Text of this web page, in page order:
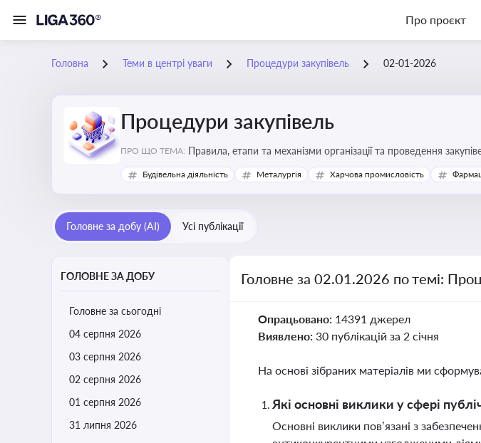
Про проєкт
Головна Теми в центрі уваги Процедури закупівель 02-01-2026
Процедури закупівель
ПРО ЩО ТЕМА: Правила, етапи та механізми організації та проведення
Будівельна діяльність Металургія Харчова промисловість
Головне за добу (AI) Усі публікації
ГОЛОВНЕ ЗА ДОБУ
Головне за сьогодні
04 серпня 2026
03 серпня 2026
02 серпня 2026
01 серпня 2026
31 липня 2026
Головне за 02.01.2026 по темі:
Опрацьовано: 14391 джерел
Виявлено: 30 публікацій за 2 січня
На основі зібраних матеріалів ми
Які основні виклики у сфері
Основні виклики пов’язані з